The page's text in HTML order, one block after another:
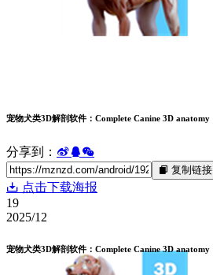
宠物犬类3D解剖软件：Complete Canine 3D anatomy
分享到：
复制链接
点击下载海报
19
2025/12
宠物犬类3D解剖软件：Complete Canine 3D anatomy